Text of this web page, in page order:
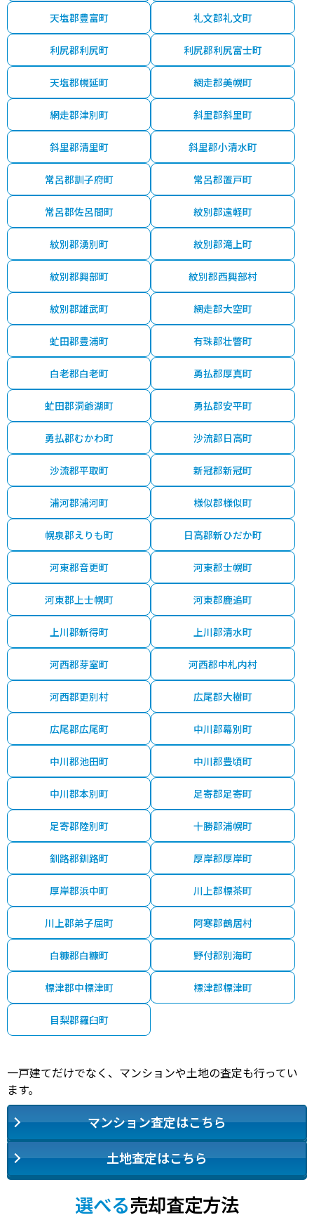
天塩郡豊富町 礼文郡礼文町
利尻郡利尻町 利尻郡利尻富士町
天塩郡幌延町 網走郡美幌町
網走郡津別町 斜里郡斜里町
斜里郡清里町 斜里郡小清水町
常呂郡訓子府町 常呂郡置戸町
常呂郡佐呂間町 紋別郡遠軽町
紋別郡湧別町 紋別郡滝上町
紋別郡興部町 紋別郡西興部村
紋別郡雄武町 網走郡大空町
虻田郡豊浦町 有珠郡壮瞥町
白老郡白老町 勇払郡厚真町
虻田郡洞爺湖町 勇払郡安平町
勇払郡むかわ町 沙流郡日高町
沙流郡平取町 新冠郡新冠町
浦河郡浦河町 様似郡様似町
幌泉郡えりも町 日高郡新ひだか町
河東郡音更町 河東郡士幌町
河東郡上士幌町 河東郡鹿追町
上川郡新得町 上川郡清水町
河西郡芽室町 河西郡中札内村
河西郡更別村 広尾郡大樹町
広尾郡広尾町 中川郡幕別町
中川郡池田町 中川郡豊頃町
中川郡本別町 足寄郡足寄町
足寄郡陸別町 十勝郡浦幌町
釧路郡釧路町 厚岸郡厚岸町
厚岸郡浜中町 川上郡標茶町
川上郡弟子屈町 阿寒郡鶴居村
白糠郡白糠町 野付郡別海町
標津郡中標津町 標津郡標津町
目梨郡羅臼町
一戸建てだけでなく、マンションや土地の査定も行ってい
ます。
マンション査定はこちら
土地査定はこちら
選べる売却査定方法